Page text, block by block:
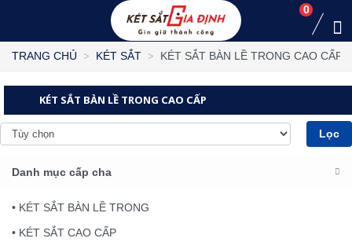
0
TRANG CHỦ KÉT SẮT KÉT SẮT BÀN LỀ TRONG CAO CẤP
KÉT SẮT BÀN LỀ TRONG CAO CẤP
Lọc
Danh mục cấp cha
• KÉT SẮT BÀN LỀ TRONG
• KÉT SẮT CAO CẤP